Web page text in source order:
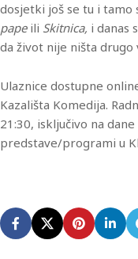
dosjetki još se tu i
pape ili Skitnica, i danas
da život nije ništa drugo
Ulaznice dostupne
Kazališta Komedija.
21:30, isključivo na
predstave/programi u